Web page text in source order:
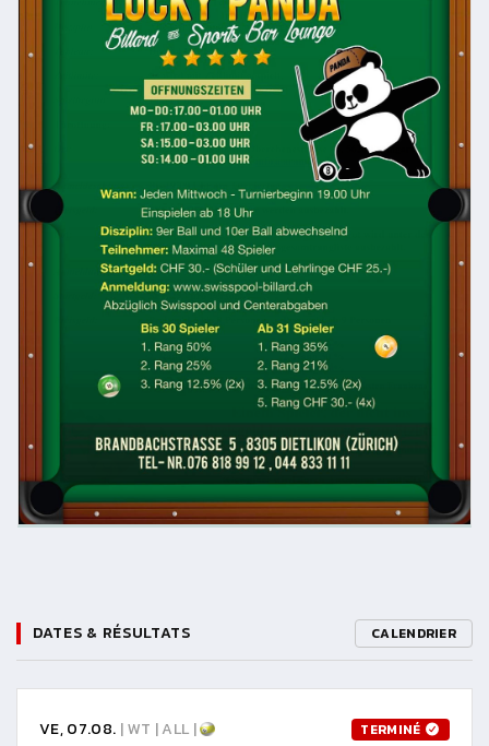
DATES & RÉSULTATS CALENDRIER
VE, 07.08. | WT | ALL | TERMINÉ